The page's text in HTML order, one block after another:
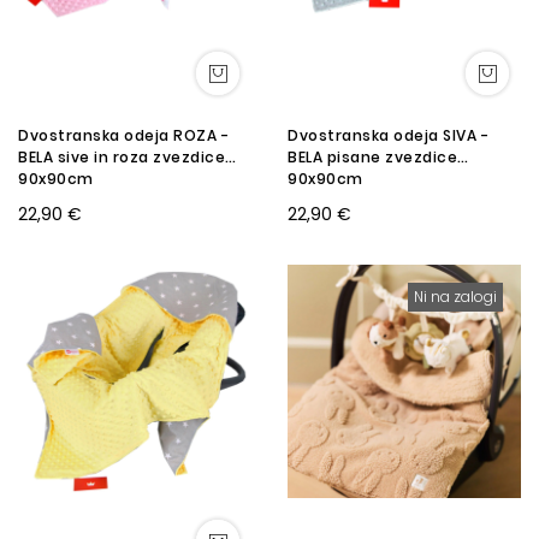
Dvostranska odeja ROZA -
BELA sive in roza zvezdice
90x90cm
22,90 €
Dvostranska odeja SIVA -
BELA pisane zvezdice
90x90cm
22,90 €
Ni na zalogi